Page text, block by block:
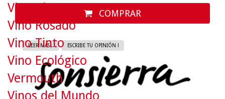
COMPRAR
LEER MAS... ESCRIBE TU OPINIÓN !
Vino Blanco
Vino Rosado
Vino Tinto
Vino Ecológico
Vermouth
Vinos del Mundo